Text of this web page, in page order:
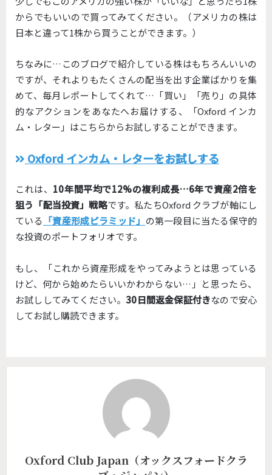
からでもいいので買ってみてください。（アメリカの株は
日本と違って1株から買うことができます。）
ちなみに…このブログで紹介している株はもちろんいいの
ですが、それよりもたくさんの配当を出す企業ばかりを集
めて、毎月レポートしてくれて…「買い」「売り」の具体
的なアクションをあなたへお届けする、「Oxford インカ
ム・レター」はこちらからお試しすることができます。
Oxford インカム・レターをお試しする
これは、 10年間平均で12%の複利成長…6年で資産2倍を
狙う「配当投資」戦略です。私たちOxford クラブが軸にし
ている 「資産形成ピラミッド」 の第一段目に当たる保守的
な投資のポートフォリオです。
もし、「これから資産形成をやってみようとは思っている
けど、何から始めたらいいかわからない…」と思ったら、
お試ししてみてください。 30日間返金保証付きなので安心
してお試し購読できます。
Oxford Club Japan（オックスフォードクラ